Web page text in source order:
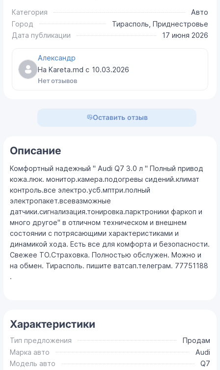
Категория
Авто
Город
Тирасполь, Приднестровье
Дата публикации
17 июня 2026
Александр
На Kareta.md с 10.03.2026
Нет отзывов
Оставить отзыв
Описание
Комфортный надежный " Audi Q7 3.0 л " Полный привод
кожа.люк. монитор.камера.подогревы сидений.климат
контроль.все электро.усб.мптри.полный
электропакет.всевазможные
датчики.сигнализация.тонировка.парктроники фаркоп и
много другое" в отличном техническом и внешнем
состоянии с потрясающими характеристиками и
динамикой хода. Есть все для комфорта и безопасности.
Свежее ТО.Страховка. Полностью обслужен. Можно и
на обмен. Тирасполь. пишите ватсап.телеграм. 77751188
.
Характеристики
Тип предложения
Продам
Марка авто
Audi
Модель авто
Q7